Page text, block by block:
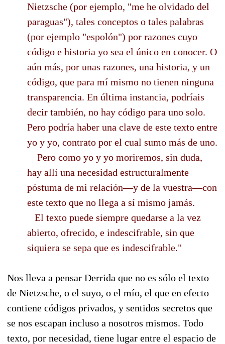
Nietzsche (por ejemplo, "me he olvidado del
paraguas"), tales conceptos o tales palabras
(por ejemplo "espolón") por razones cuyo
código e historia yo sea el único en conocer. O
aún más, por unas razones, una historia, y un
código, que para mí mismo no tienen ninguna
transparencia. En última instancia, podríais
decir también, no hay código para uno solo.
Pero podría haber una clave de este texto entre
yo y yo, contrato por el cual sumo más de uno.
Pero como yo y yo moriremos, sin duda,
hay allí una necesidad estructuralmente
póstuma de mi relación—y de la vuestra—con
este texto que no llega a sí mismo jamás.
El texto puede siempre quedarse a la vez
abierto, ofrecido, e indescifrable, sin que
siquiera se sepa que es indescifrable."
Nos lleva a pensar Derrida que no es sólo el texto
de Nietzsche, o el suyo, o el mío, el que en efecto
contiene códigos privados, y sentidos secretos que
se nos escapan incluso a nosotros mismos. Todo
texto, por necesidad, tiene lugar entre el espacio de